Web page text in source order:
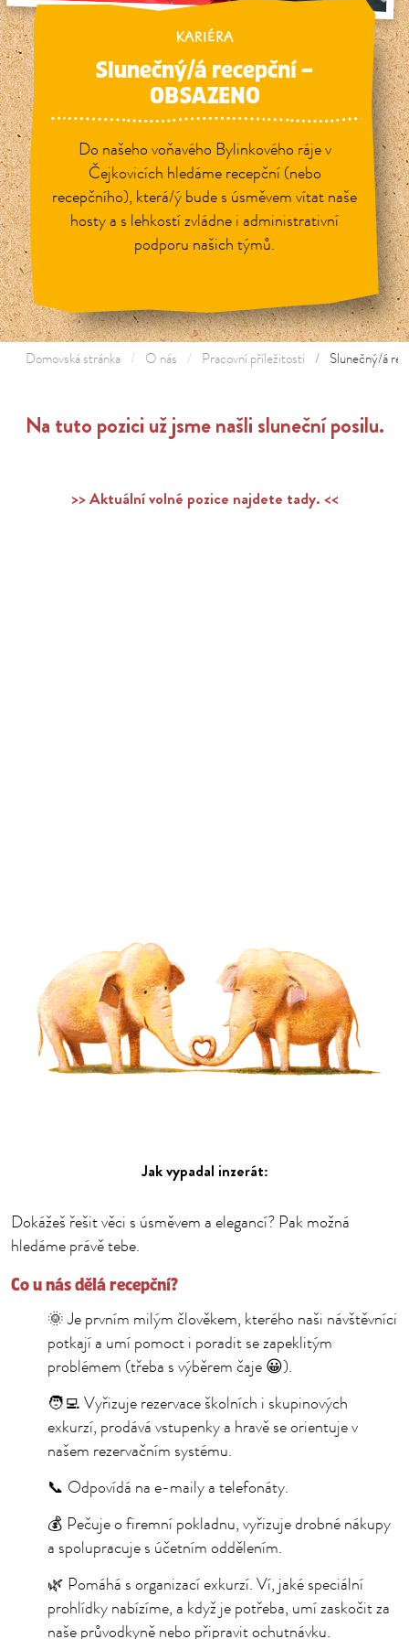
KARIÉRA
Slunečný/á recepční –⁠⁠⁠⁠⁠⁠
OBSAZENO
Do našeho voňavého Bylinkového ráje v
Čejkovicích hledáme recepční (nebo
recepčního), která/ý bude s úsměvem vítat naše
hosty a s lehkostí zvládne i administrativní
podporu našich týmů.
Domovská stránka O nás Pracovní příležitosti Slunečný/á
Na tuto pozici už jsme našli sluneční posilu.
>> Aktuální volné pozice najdete tady. <<
Jak vypadal inzerát:
Dokážeš řešit věci s úsměvem a elegancí? Pak možná
hledáme právě tebe.
Co u nás dělá recepční?
🌞 Je prvním milým člověkem, kterého naši návštěvníci
potkají a umí pomoct i poradit se zapeklitým
problémem (třeba s výběrem čaje 😀).
🧑‍💻 Vyřizuje rezervace školních i skupinových
exkurzí, prodává vstupenky a hravě se orientuje v
našem rezervačním systému.
📞 Odpovídá na e-maily a telefonáty.
💰 Pečuje o firemní pokladnu, vyřizuje drobné nákupy
a spolupracuje s účetním oddělením.
🌿 Pomáhá s organizací exkurzí. Ví, jaké speciální
prohlídky nabízíme, a když je potřeba, umí zaskočit za
naše průvodkyně nebo připravit ochutnávku.